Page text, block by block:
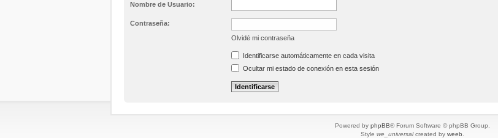
Nombre de Usuario:
Contraseña:
Olvidé mi contraseña
Identificarse automáticamente en cada visita
Ocultar mi estado de conexión en esta sesión
Powered by phpBB® Forum Software © phpBB Group.
Style we_universalcreated by weeb